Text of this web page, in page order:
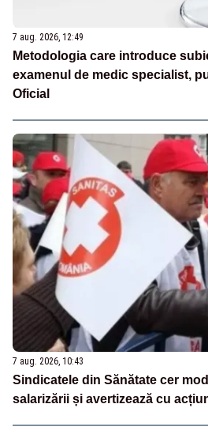
7 aug. 2026, 12:49
Metodologia care introduce
examenul de medic specialist,
Oficial
7 aug. 2026, 10:43
Sindicatele din Sănătate cer
salarizării și avertizează cu